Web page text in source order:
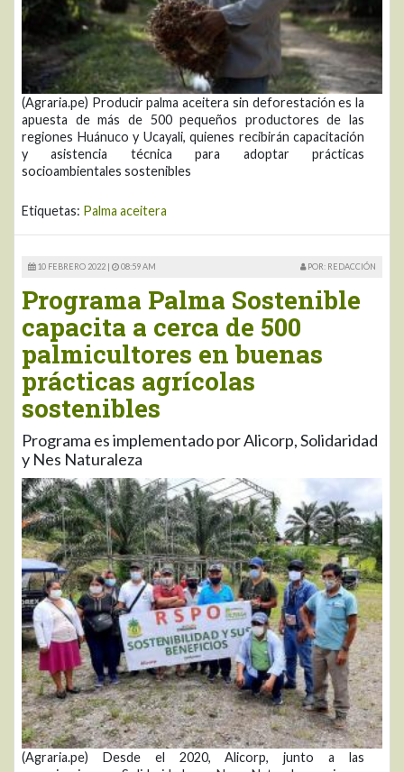
(Agraria.pe) Producir palma aceitera sin deforestación es la
apuesta de más de 500 pequeños productores de las
regiones Huánuco y Ucayali, quienes recibirán capacitación
y asistencia técnica para adoptar prácticas
socioambientales sostenibles
Etiquetas: Palma aceitera
10 FEBRERO 2022 | 08:59 AM POR: REDACCIÓN
Programa Palma Sostenible
capacita a cerca de 500
palmicultores en buenas
prácticas agrícolas
sostenibles
Programa es implementado por Alicorp, Solidaridad
y Nes Naturaleza
(Agraria.pe) Desde el 2020, Alicorp, junto a las